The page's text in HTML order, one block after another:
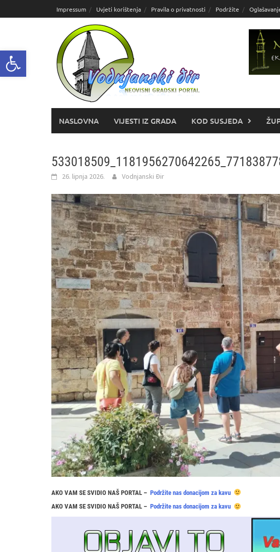
Open toolbar
do
Impressum Uvjeti korištenja Pravila o privatnosti Podržite
NASLOVNA VIJESTI IZ GRADA KOD SUSJEDA
26. lipnja 2026. Vodnjanski Đir
AKO VAM SE SVIDIO NAŠ PORTAL – Podržite nas donacijom za kavu
AKO VAM SE SVIDIO NAŠ PORTAL – Podržite nas donacijom za kavu